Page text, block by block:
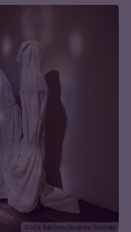
© kfd Aachen/Andrea Thomas